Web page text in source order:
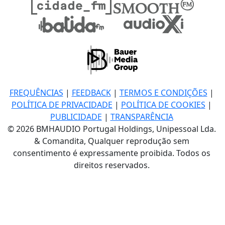
FREQUÊNCIAS | FEEDBACK| TERMOS E CONDIÇÕES |
POLÍTICA DE PRIVACIDADE | POLÍTICA DE COOKIES |
PUBLICIDADE | TRANSPARÊNCIA
© 2026 BMHAUDIO Portugal Holdings, Unipessoal Lda.
& Comandita, Qualquer reprodução sem
consentimento é expressamente proibida. Todos os
direitos reservados.